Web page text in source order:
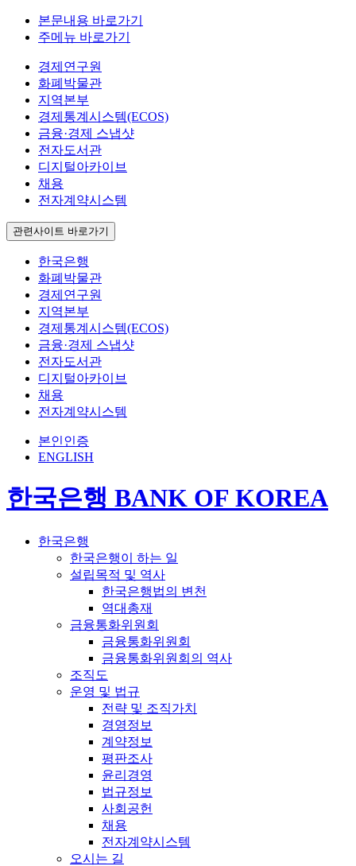
본문내용 바로가기
주메뉴 바로가기
경제연구원
화폐박물관
지역본부
경제통계시스템(ECOS)
금융·경제 스냅샷
전자도서관
디지털아카이브
채용
전자계약시스템
관련사이트 바로가기
한국은행
화폐박물관
경제연구원
지역본부
경제통계시스템(ECOS)
금융·경제 스냅샷
전자도서관
디지털아카이브
채용
전자계약시스템
본인인증
ENGLISH
한국은행 BANK OF KOREA
한국은행
한국은행이 하는 일
설립목적 및 역사
한국은행법의 변천
역대총재
금융통화위원회
금융통화위원회
금융통화위원회의 역사
조직도
운영 및 법규
전략 및 조직가치
경영정보
계약정보
평판조사
윤리경영
법규정보
사회공헌
채용
전자계약시스템
오시는 길